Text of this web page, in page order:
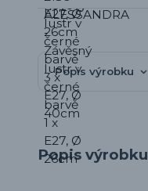
Popis výrobku
Popis výrobku